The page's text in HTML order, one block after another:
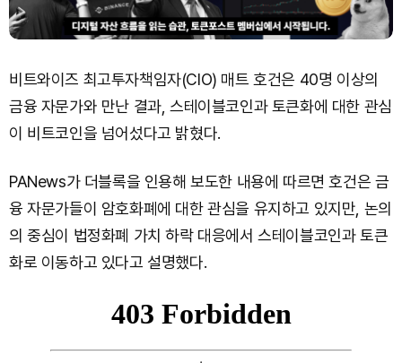
비트와이즈 최고투자책임자(CIO) 매트 호건은 40명 이상의
금융 자문가와 만난 결과, 스테이블코인과 토큰화에 대한 관심
이 비트코인을 넘어섰다고 밝혔다.
PANews가 더블록을 인용해 보도한 내용에 따르면 호건은 금
융 자문가들이 암호화폐에 대한 관심을 유지하고 있지만, 논의
의 중심이 법정화폐 가치 하락 대응에서 스테이블코인과 토큰
화로 이동하고 있다고 설명했다.